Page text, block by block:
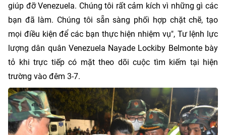
giúp đỡ Venezuela. Chúng tôi rất cảm kích vì những gì các
bạn đã làm. Chúng tôi sẵn sàng phối hợp chặt chẽ, tạo
mọi điều kiện để các bạn thực hiện nhiệm vụ", Tư lệnh lực
lượng dân quân Venezuela Nayade Lockiby Belmonte bày
tỏ khi trực tiếp có mặt theo dõi cuộc tìm kiếm tại hiện
trường vào đêm 3-7.